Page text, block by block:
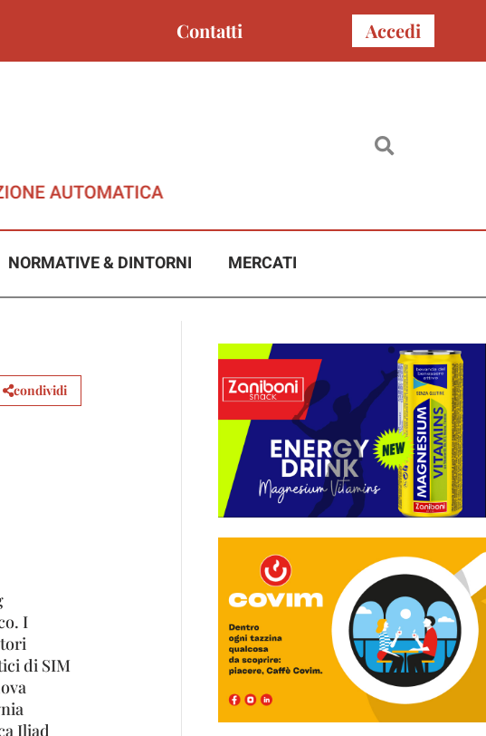
Contatti Accedi
NORMATIVE & DINTORNI MERCATI
condividi
I
di SIM
Iliad